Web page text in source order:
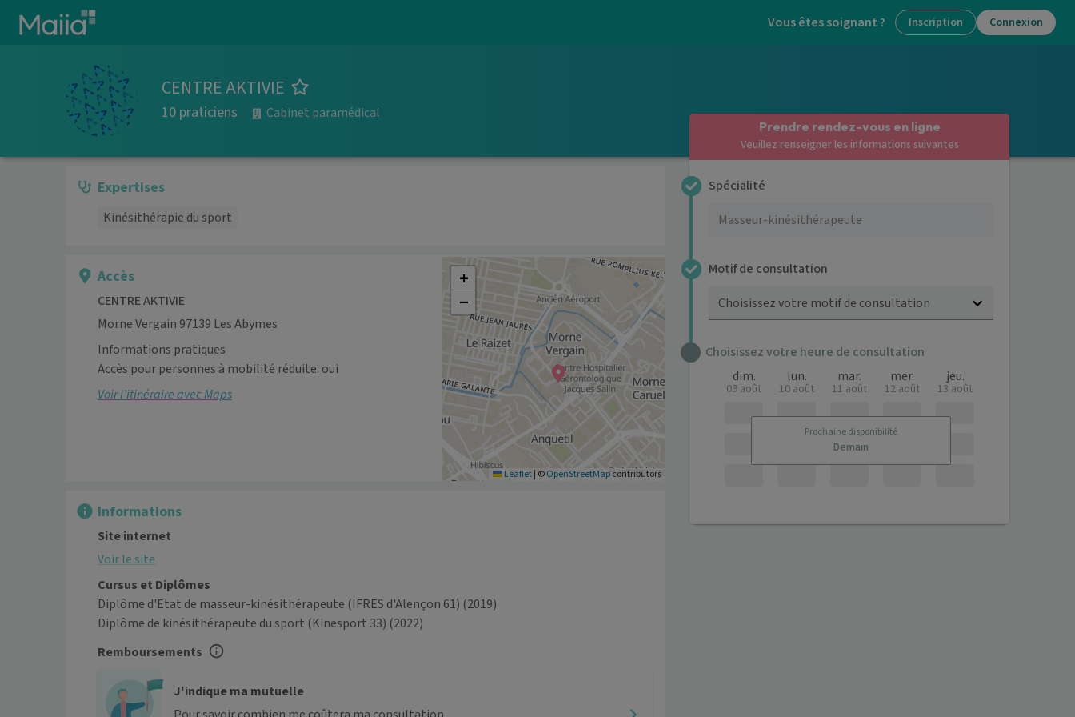
Aller au contenu principal Vous êtes soignant ? Inscription Connexion
CENTRE AKTIVIE
10 praticiens Cabinet paramédical
Expertises
Kinésithérapie du sport
Accès
CENTRE AKTIVIE
Morne Vergain 97139 Les Abymes
Informations pratiques
Accès pour personnes à mobilité réduite: oui
Voir l’itinéraire avec Maps
+
−
Leaflet| ©OpenStreetMapcontributors
Informations
Site internet
Voir le site
Cursus et Diplômes
Diplôme d'Etat de masseur-kinésithérapeute (IFRES d'Alençon 61) (2019)
Diplôme de kinésithérapeute du sport (Kinesport 33) (2022)
Remboursements
J'indique ma mutuelle
Prendre rendez-vous en ligne
Veuillez renseigner les informations suivantes
Spécialité
Motif de consultation
Choisissez votre motif de consultation
Choisissez votre heure de consultation
Prochaine disponibilité
Demain
dim.
09 août
lun.
10 août
mar.
11 août
mer.
12 août
jeu.
13 août